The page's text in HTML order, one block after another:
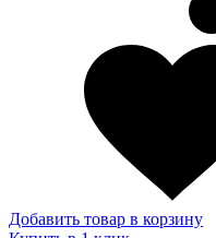
Добавить товар в корзину